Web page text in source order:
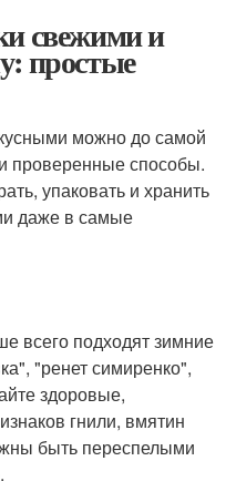
свежими и
простые
можно до самой
проверенные способы.
упаковать и хранить
даже в самые
всего подходят зимние
"ренет симиренко",
здоровые,
гнили, вмятин
быть переспелыми